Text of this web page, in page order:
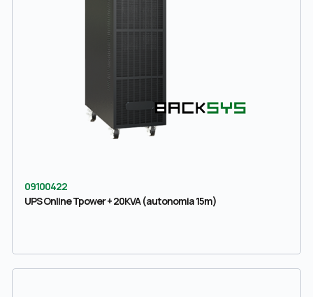
09100422
UPS Online Tpower + 20KVA (autonomia 15m)